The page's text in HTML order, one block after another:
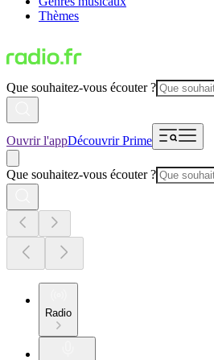
Thèmes
Que souhaitez-vous écouter ?
Ouvrir l'appDécouvrir Prime
Que souhaitez-vous écouter ?
Radio